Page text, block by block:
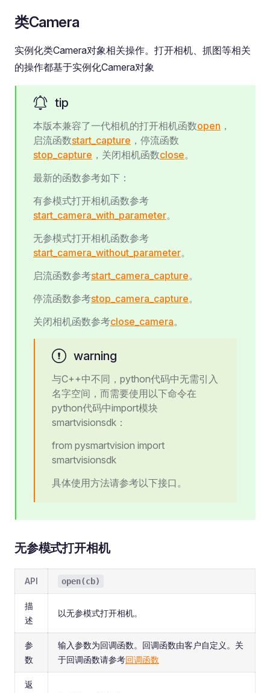
类Camera
实例化类Camera对象相关操作。打开相机、抓图等相关
的操作都基于实例化Camera对象
tip
本版本兼容了一代相机的打开相机函数open ，
启流函数start_capture ，停流函数
stop_capture ，关闭相机函数close。
最新的函数参考如下：
有参模式打开相机函数参考
start_camera_with_parameter。
无参模式打开相机函数参考
start_camera_without_parameter。
启流函数参考start_camera_capture。
停流函数参考stop_camera_capture。
关闭相机函数参考close_camera。
warning
与C++中不同，python代码中无需引入
名字空间，而需要使用以下命令在
python代码中import模块
smartvisionsdk：
from pysmartvision import
smartvisionsdk
具体使用方法请参考以下接口。
无参模式打开相机
API open(cb)
描
述
以无参模式打开相机。
参
数
输入参数为回调函数。回调函数由客户自定义。关
于回调函数请参考回调函数
返